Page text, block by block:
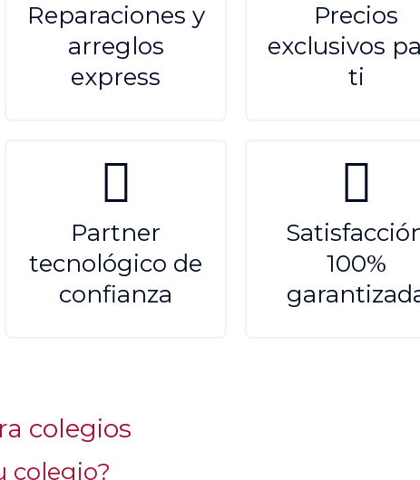
Reparaciones y
arreglos
express
Precios
exclusivos
ti
Partner
tecnológico de
confianza
100%
colegios
colegio?